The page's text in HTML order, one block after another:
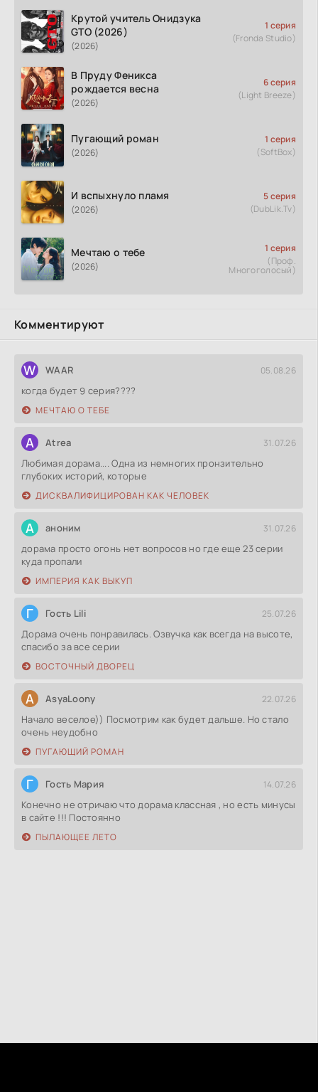
Крутой учитель Онидзука
GTO (2026)
(2026)
1 серия
(Fronda Studio)
В Пруду Феникса
рождается весна
(2026)
6 серия
(Light Breeze)
Пугающий роман
(2026)
1 серия
(SoftBox)
И вспыхнуло пламя
(2026)
5 серия
(DubLik.Tv)
Мечтаю о тебе
(2026)
1 серия
(Проф.
Многоголосый)
Комментируют
W WAAR 05.08.26
когда будет 9 серия????
МЕЧТАЮ О ТЕБЕ
A Atrea 31.07.26
Любимая дорама.... Одна из немногих пронзительно
глубоких историй, которые
ДИСКВАЛИФИЦИРОВАН КАК ЧЕЛОВЕК
А аноним 31.07.26
дорама просто огонь нет вопросов но где еще 23 серии
куда пропали
ИМПЕРИЯ КАК ВЫКУП
Г Гость Lili 25.07.26
Дорама очень понравилась. Озвучка как всегда на высоте,
спасибо за все серии
ВОСТОЧНЫЙ ДВОРЕЦ
A AsyaLoony 22.07.26
Начало веселое)) Посмотрим как будет дальше. Но стало
очень неудобно
ПУГАЮЩИЙ РОМАН
Г Гость Мария 14.07.26
Конечно не отричаю что дорама классная , но есть минусы
в сайте !!! Постоянно
ПЫЛАЮЩЕЕ ЛЕТО